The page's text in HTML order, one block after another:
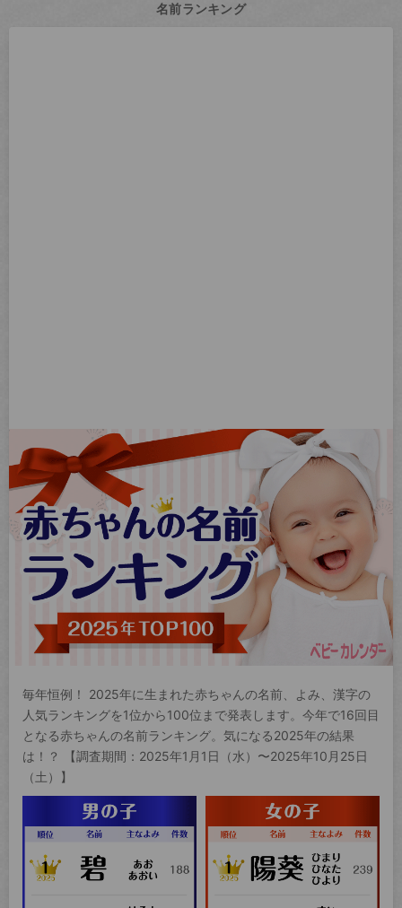
名前ランキング
毎年恒例！ 2025年に生まれた赤ちゃんの名前、よみ、漢字の
人気ランキングを1位から100位まで発表します。今年で16回目
となる赤ちゃんの名前ランキング。気になる2025年の結果
は！？ 【調査期間：2025年1月1日（水）〜2025年10月25日
（土）】